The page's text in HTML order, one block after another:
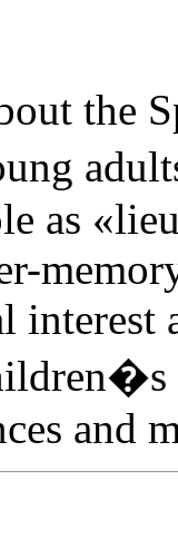
the
as
and